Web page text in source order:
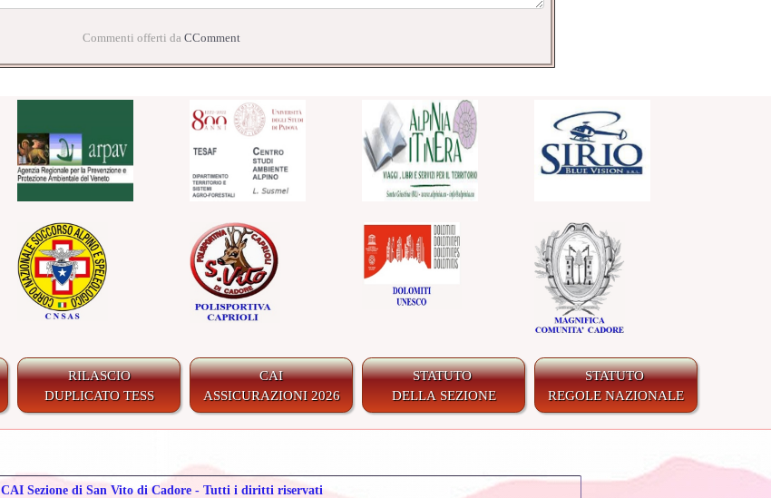
Commenti offerti da CComment
RILASCIO
DUPLICATO TESS
CAI
ASSICURAZIONI 2026
STATUTO
DELLA SEZIONE
STATUTO
REGOLE NAZIONALE
CAI Sezione di San Vito di Cadore - Tutti i diritti riservati